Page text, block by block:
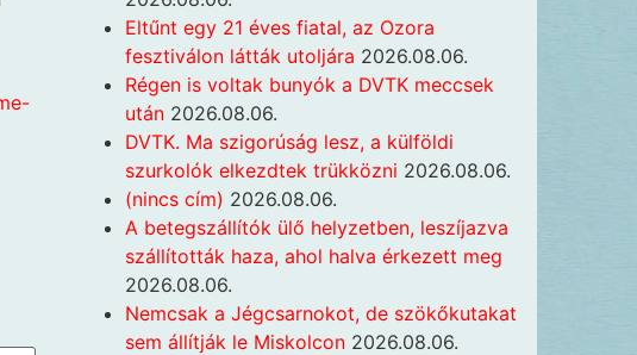
Eltűnt egy 21 éves fiatal, az Ozora
fesztiválon látták utoljára 2026.08.06.
Régen is voltak bunyók a DVTK meccsek
után 2026.08.06.
DVTK. Ma szigorúság lesz, a külföldi
szurkolók elkezdtek trükközni 2026.08.06.
(nincs cím) 2026.08.06.
A betegszállítók ülő helyzetben, leszíjazva
szállították haza, ahol halva érkezett meg
2026.08.06.
Nemcsak a Jégcsarnokot, de szökőkutakat
sem állítják le Miskolcon 2026.08.06.